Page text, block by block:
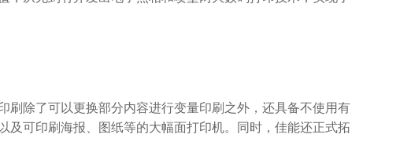
除了可以更换部分内容进行变量印刷之外，还具备不使用有
可印刷海报、图纸等的大幅面打印机。同时，佳能还正式拓